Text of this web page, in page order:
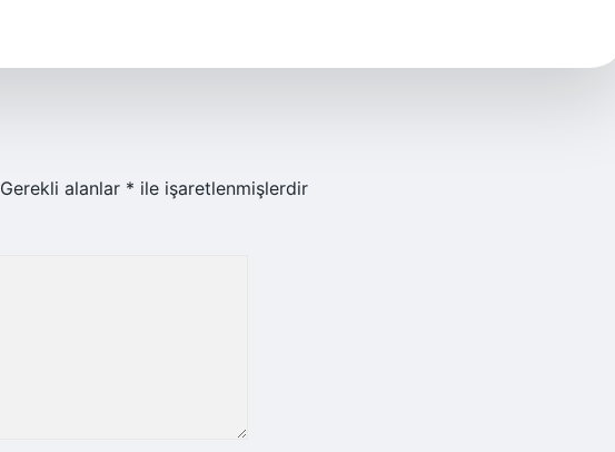
Gerekli alanlar * ile işaretlenmişlerdir